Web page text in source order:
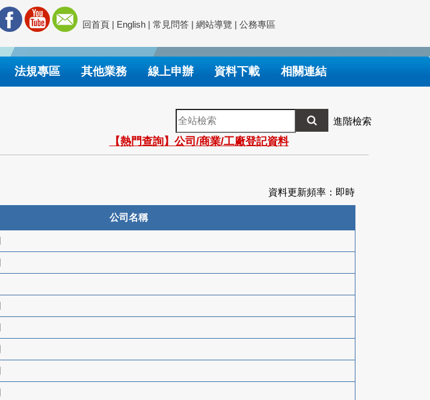
回首頁 | English | 常見問答 | 網站導覽 | 公務專區
法規專區 其他業務 線上申辦 資料下載 相關連結
全
站
檢
索
進階檢索
【熱門查詢】公司/商業/工廠登記資料
資料更新頻率：即時
公司名稱